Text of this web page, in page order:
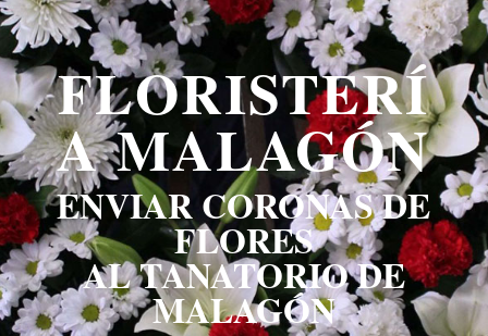
FLORISTERÍ
A MALAGÓN
ENVIAR CORONAS DE
FLORES
AL TANATORIO DE
MALAGÓN